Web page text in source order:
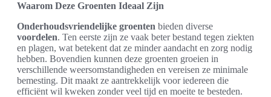
Waarom Deze Groenten Ideaal Zijn
Onderhoudsvriendelijke groenten bieden diverse
voordelen. Ten eerste zijn ze vaak beter bestand tegen ziekten
en plagen, wat betekent dat ze minder aandacht en zorg nodig
hebben. Bovendien kunnen deze groenten groeien in
verschillende weersomstandigheden en vereisen ze minimale
bemesting. Dit maakt ze aantrekkelijk voor iedereen die
efficiënt wil kweken zonder veel tijd en moeite te besteden.